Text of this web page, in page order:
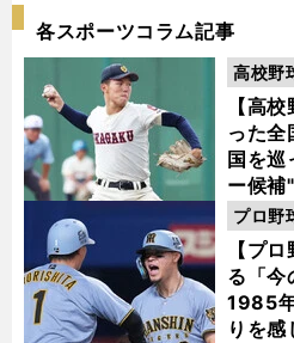
各スポーツコラム記事
【高
った
国を巡
ー候補
高校野
【プ
る「今
1985
りを感
プロ野